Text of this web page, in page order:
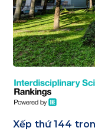
Xếp thứ 144